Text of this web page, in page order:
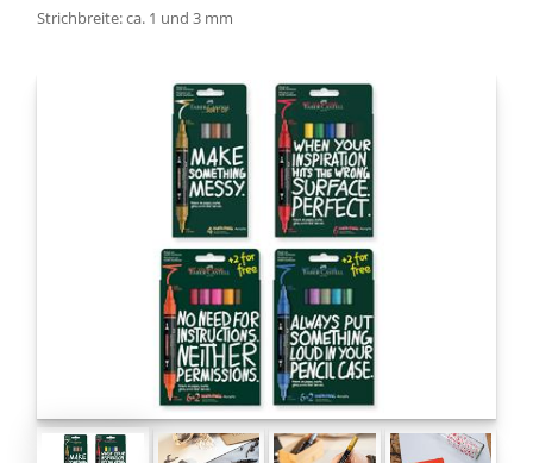
Strichbreite: ca. 1 und 3 mm